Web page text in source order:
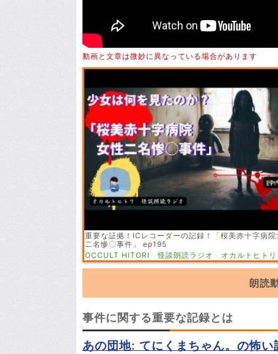
動画と文章は微妙に異なっている場合があります
重要な証拠！ICレコーダーの記録！「桜美赤十字病院
二名惨〇事件」 ep195
OCCULT HITORI 怪談朗読ラジオ オカルトヒトリ
朗読
「事件に関する重要な記録」の朗読
動画を見つけたらぜひ投稿していっ
事件に関する重要な記録とは
あの団地: てにくまちゃん。の怖